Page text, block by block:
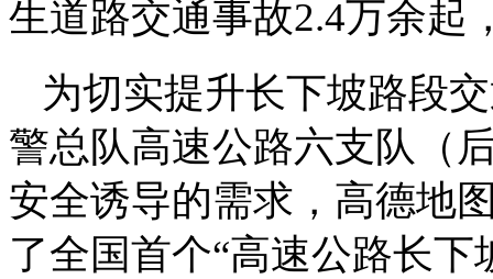
生道路交通事故2.4万余起
为切实提升长下坡路段
警总队高速公路六支队（
安全诱导的需求，高德地
了全国首个“高速公路长